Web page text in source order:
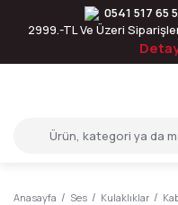
0541 517 65
2999.-TL Ve Üzeri
Anasayfa Ses Kulaklıklar